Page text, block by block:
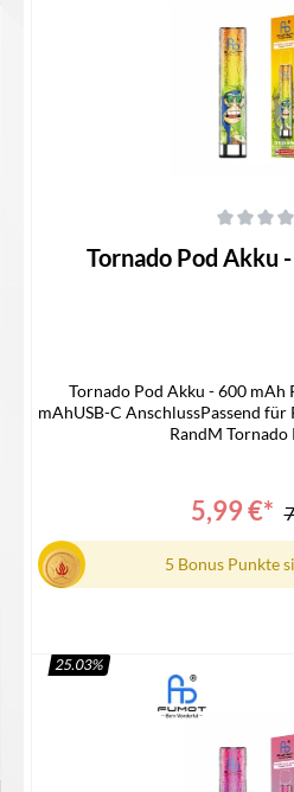
In den
Tornado Pod Akku
Tornado Pod Akku - 600 mAh
mAhUSB-C AnschlussPassend
RandM Tornado
5,99 €*
5 Bonus Punkte
In den
25.03%